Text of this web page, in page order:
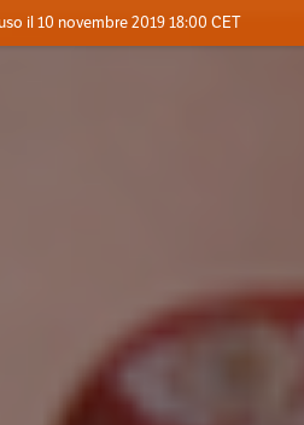
l'organizzatore
il 10 novembre 2019 18:00 CET